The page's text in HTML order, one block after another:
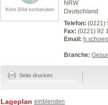
NRW
Deutschland
Telefon: (0221)
Fax: (0221) 92
Email:
Branche:
Seite drucken
Lageplan einblenden